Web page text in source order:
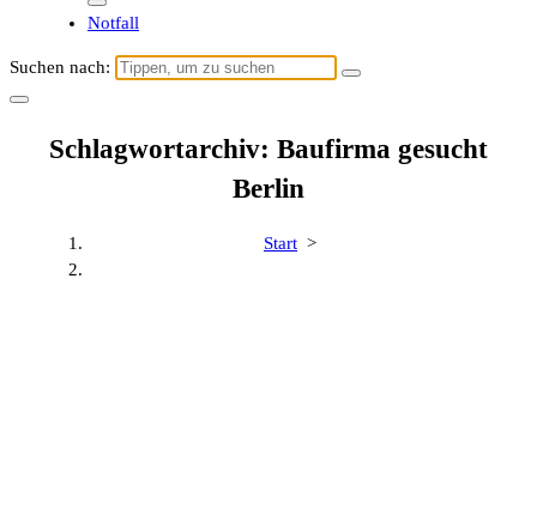
Notfall
Suchen nach:
Schlagwortarchiv: Baufirma gesucht
Berlin
Start >